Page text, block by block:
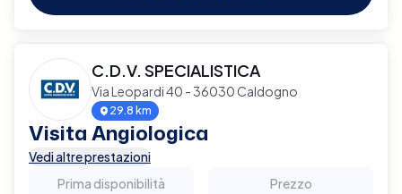
C.D.V. SPECIALISTICA
Via Leopardi 40 - 36030 Caldogno
29.8 km
Visita Angiologica
Vedi altre prestazioni
Prima disponibilità
Prezzo